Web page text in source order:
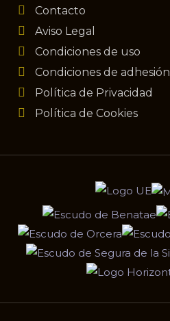
Contacto
Aviso Legal
Condiciones de uso
Condiciones de adhesión
Política de Privacidad
Política de Cookies